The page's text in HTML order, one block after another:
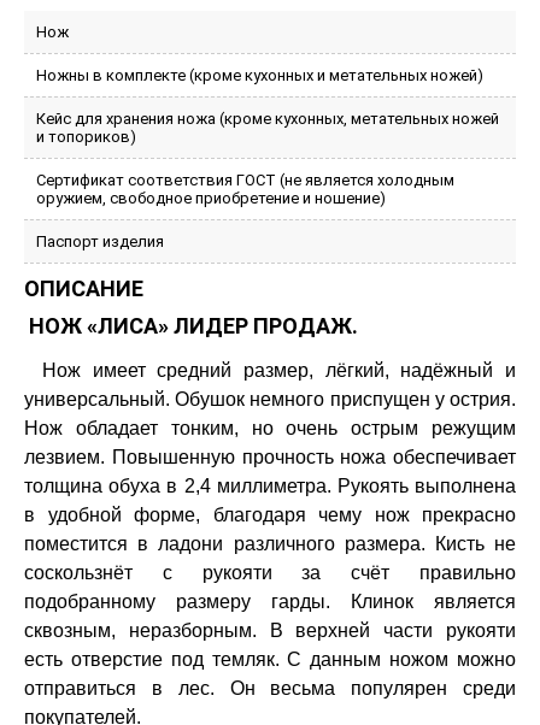
Нож
Ножны в комплекте (кроме кухонных и метательных ножей)
Кейс для хранения ножа (кроме кухонных, метательных ножей
и топориков)
Сертификат соответствия ГОСТ (не является холодным
оружием, свободное приобретение и ношение)
Паспорт изделия
ОПИСАНИЕ
НОЖ «ЛИСА» ЛИДЕР ПРОДАЖ.
Нож имеет средний размер, лёгкий, надёжный и
универсальный. Обушок немного приспущен у острия.
Нож обладает тонким, но очень острым режущим
лезвием. Повышенную прочность ножа обеспечивает
толщина обуха в 2,4 миллиметра. Рукоять выполнена
в удобной форме, благодаря чему нож прекрасно
поместится в ладони различного размера. Кисть не
соскользнёт с рукояти за счёт правильно
подобранному размеру гарды. Клинок является
сквозным, неразборным. В верхней части рукояти
есть отверстие под темляк. С данным ножом можно
отправиться в лес. Он весьма популярен среди
покупателей.